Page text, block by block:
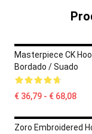
Masterpiece CK
Bordado / Suado
€ 36,79 - € 68,08
Zoro Embroidered